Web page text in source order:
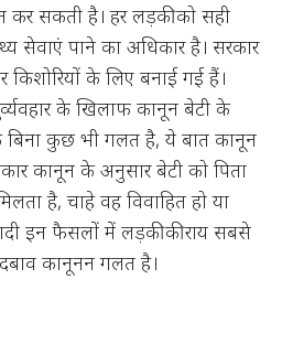
कर सकती है। हर लड़की को सही
सेवाएं पाने का अधिकार है। सरकार
किशोरियों के लिए बनाई गई हैं।
के खिलाफ कानून बेटी के
बिना कुछ भी गलत है, ये बात कानून
कानून के अनुसार बेटी को पिता
है, चाहे वह विवाहित हो या
इन फैसलों में लड़की की राय सबसे
कानूनन गलत है।